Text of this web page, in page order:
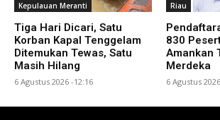
Kepulauan Meranti
Tiga Hari Dicari, Satu
Korban Kapal Tenggelam
Ditemukan Tewas, Satu
Masih Hilang
6 Agustus 2026 -12:16
Riau
830
Amankan
Merdeka
6 Agustus